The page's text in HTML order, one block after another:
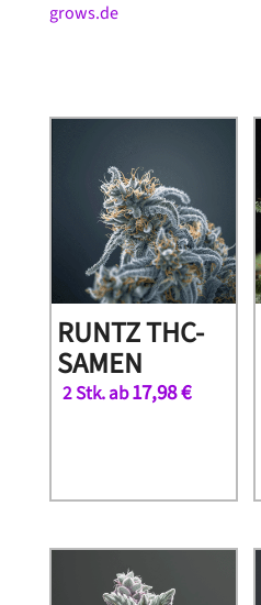
grows.de
RUNTZ THC-
SAMEN
2 Stk. ab17,98€